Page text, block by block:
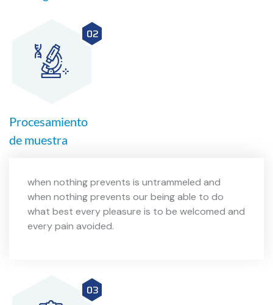
02
Procesamiento
de muestra
when nothing prevents is untrammeled and
when nothing prevents our being able to do
what best every pleasure is to be welcomed and
every pain avoided.
03